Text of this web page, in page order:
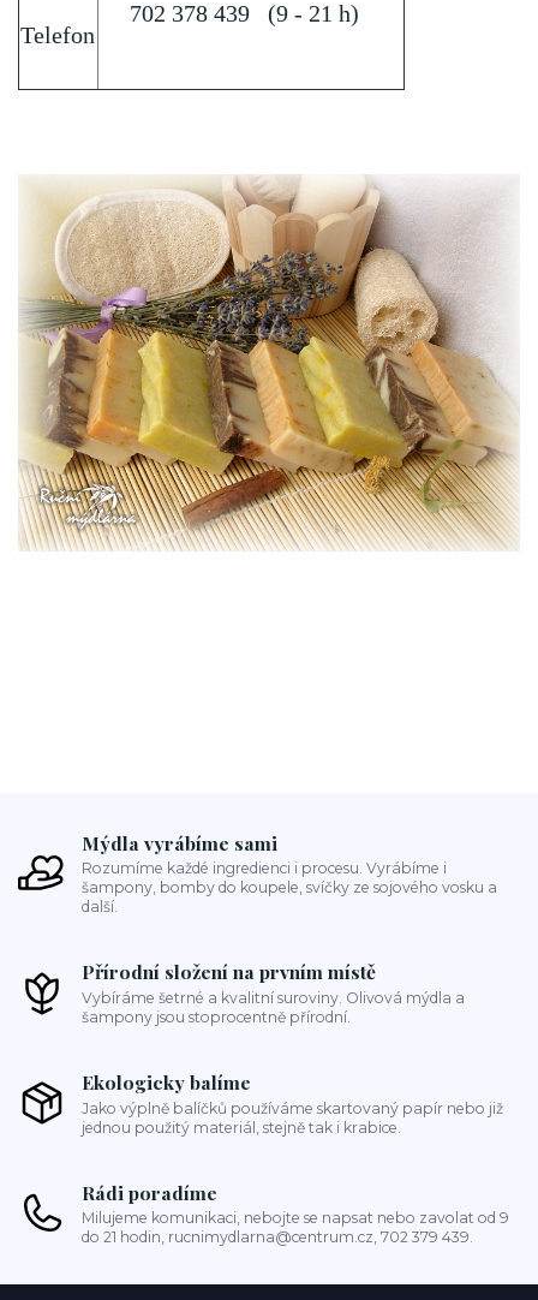
Telefon
702 378 439 (9 - 21 h)
Mýdla vyrábíme sami
Rozumíme každé ingredienci i procesu. Vyrábíme i
šampony, bomby do koupele, svíčky ze sojového vosku a
další.
Přírodní složení na prvním místě
Vybíráme šetrné a kvalitní suroviny. Olivová mýdla a
šampony jsou stoprocentně přírodní.
Ekologicky balíme
Jako výplně balíčků používáme skartovaný papír nebo již
jednou použitý materiál, stejně tak i krabice.
Rádi poradíme
Milujeme komunikaci, nebojte se napsat nebo zavolat od 9
do 21 hodin, rucnimydlarna@centrum.cz, 702 379 439.